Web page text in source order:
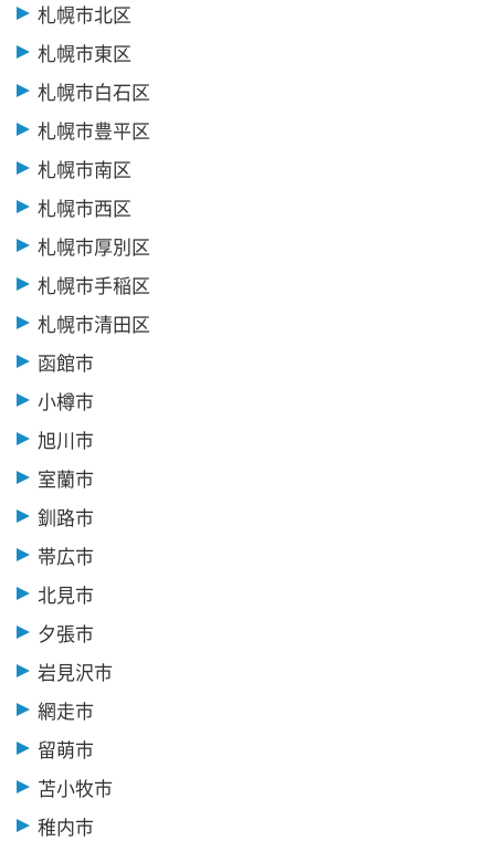
札幌市北区
札幌市東区
札幌市白石区
札幌市豊平区
札幌市南区
札幌市西区
札幌市厚別区
札幌市手稲区
札幌市清田区
函館市
小樽市
旭川市
室蘭市
釧路市
帯広市
北見市
夕張市
岩見沢市
網走市
留萌市
苫小牧市
稚内市